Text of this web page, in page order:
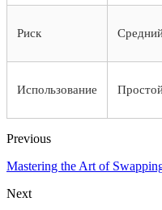
Риск
Использование
Previous
Mastering the Art of
Next